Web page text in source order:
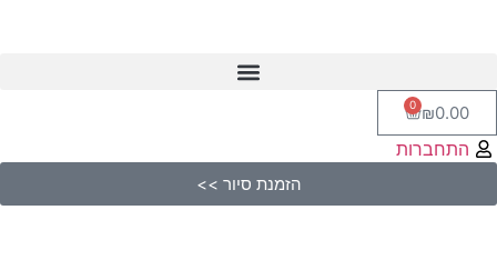
₪0.00
0
התחברות
הזמנת סיור >>